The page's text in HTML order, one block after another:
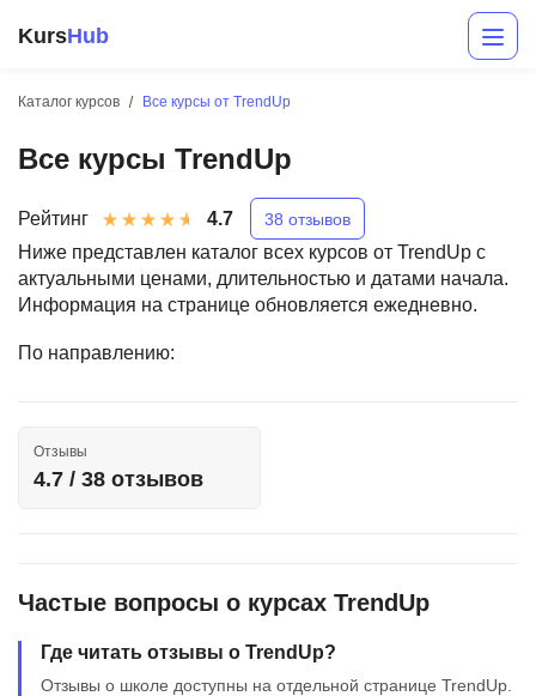
KursHub
Каталог курсов Все курсы от TrendUp
Все курсы TrendUp
Рейтинг 4.7 38 отзывов
Ниже представлен каталог всех курсов от TrendUp с
актуальными ценами, длительностью и датами начала.
Информация на странице обновляется ежедневно.
По направлению:
Отзывы
4.7 / 38 отзывов
Частые вопросы о курсах TrendUp
Где читать отзывы о TrendUp?
Отзывы о школе доступны на отдельной странице TrendUp.
Аналитика
Soft Skills
ДПО